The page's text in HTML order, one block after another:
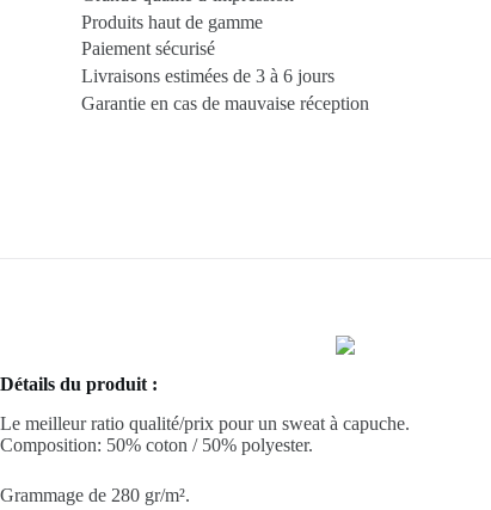
Produits haut de gamme
Paiement sécurisé
Livraisons estimées de 3 à 6 jours
Garantie en cas de mauvaise réception
Détails du produit :
Le meilleur ratio qualité/prix pour un sweat à capuche.
Composition: 50% coton / 50% polyester.
Grammage de 280 gr/m².